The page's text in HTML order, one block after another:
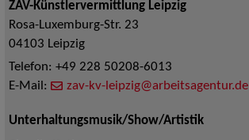
ZAV-Künstlervermittlung Leipzig
Rosa-Luxemburg-Str. 23
04103 Leipzig
Telefon: +49 228 50208-6013
E-Mail:
zav-kv-leipzig@arbeitsagentur.de
Unterhaltungsmusik/Show/Artistik